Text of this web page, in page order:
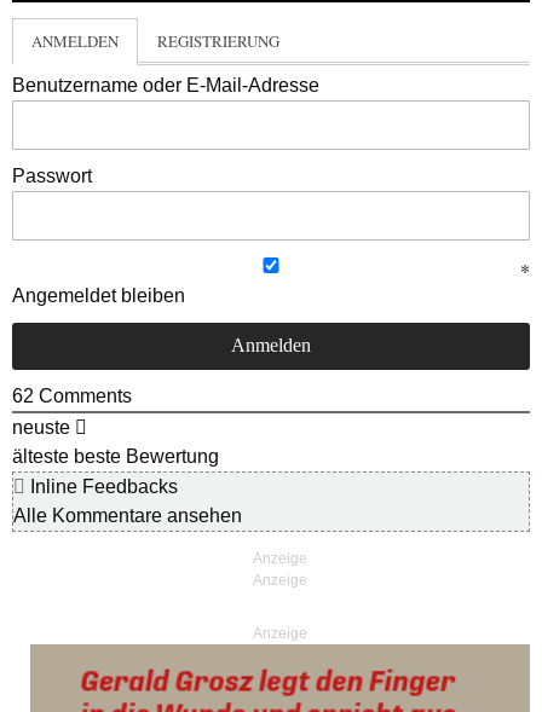
ANMELDEN REGISTRIERUNG
Benutzername oder E-Mail-Adresse
Passwort
Angemeldet bleiben
62 Comments
neuste
älteste beste Bewertung
Inline Feedbacks
Alle Kommentare ansehen
Anzeige